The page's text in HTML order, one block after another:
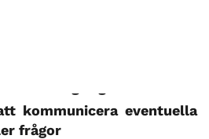
kommunicera eventuella
frågor